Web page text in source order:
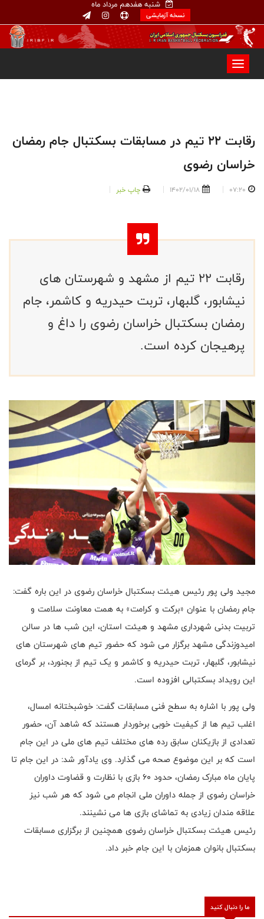
شنبه هفدهم مرداد ماه
نسخه آزمایشی
رقابت‌ ۲۲ تیم در مسابقات بسکتبال جام رمضان
خراسان رضوی
07:20
1402/01/18 چاپ خبر
رقابت 22 تیم از مشهد و شهرستان های
نیشابور، گلبهار، تربت حیدریه و کاشمر، جام
رمضان بسکتبال خراسان رضوی را داغ و
پرهیجان کرده است.
مجید ولی پور رئیس هیئت بسکتبال خراسان رضوی در این باره گفت:
جام رمضان با عنوان «برکت و کرامت» به همت معاونت سلامت و
تربیت بدنی شهرداری مشهد و هیئت استان، این شب ها در سالن
امیدوزندگی مشهد برگزار می شود که حضور تیم های شهرستان های
نیشابور، گلبهار، تربت حیدریه و کاشمر و یک تیم از بجنورد، بر گرمای
این رویداد بسکتبالی افزوده است.
ولی پور با اشاره به سطح فنی مسابقات گفت: خوشبختانه امسال،
اغلب تیم ها از کیفیت خوبی برخوردار هستند که شاهد آن، حضور
تعدادی از بازیکنان سابق رده های مختلف تیم های ملی در این جام
است که بر این موضوع صحه می گذارد. وی یادآور شد: در این جام تا
پایان ماه مبارک رمضان، حدود 60 بازی با نظارت و قضاوت داوران
خراسان رضوی از جمله داوران ملی انجام می شود که هر شب نیز
علاقه مندان زیادی به تماشای بازی ها می نشینند.
رئیس هیئت بسکتبال خراسان رضوی همچنین از برگزاری مسابقات
بسکتبال بانوان همزمان با این جام خبر داد.
ما را دنبال کنید